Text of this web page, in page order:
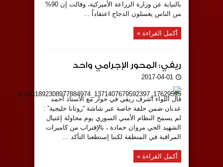
بالنيابة عن وزارة الزراعة الأميركية، وقالت إن 90%
من الناس يغسلون الدجاج اعتقاداً ...
أكمل القراءة »
ريفي: المحور الإجرامي واحد
2017-04-01
قال اللواء أشرف ريفي في حوار مع الأستاذ أحمد
عدنان ضمن حلقة خاصة عبر شاشة “روتانا خليجية” :
لم يسمح النظام الأمني السوري يوم محاولة إغتيال
الشهيد الحي مروان حمادة ، بالإقتراب من كاميرات
المراقبة في المنطقة لكننا إستطعنا التأكد ...
أكمل القراءة »